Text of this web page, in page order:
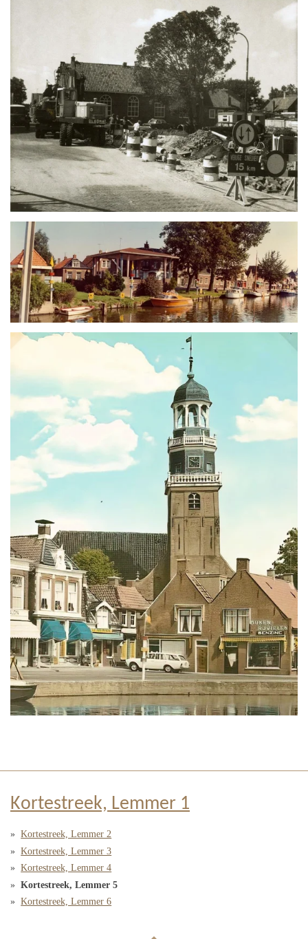
Kortestreek, Lemmer 1
Kortestreek, Lemmer 2
Kortestreek, Lemmer 3
Kortestreek, Lemmer 4
Kortestreek, Lemmer 5
Kortestreek, Lemmer 6